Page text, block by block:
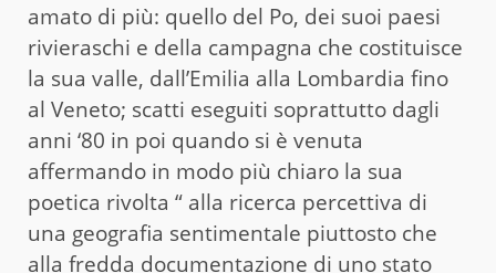
amato di più: quello del Po, dei suoi paesi
rivieraschi e della campagna che costituisce
la sua valle, dall’Emilia alla Lombardia fino
al Veneto; scatti eseguiti soprattutto dagli
anni ‘80 in poi quando si è venuta
affermando in modo più chiaro la sua
poetica rivolta “ alla ricerca percettiva di
una geografia sentimentale piuttosto che
alla fredda documentazione di uno stato